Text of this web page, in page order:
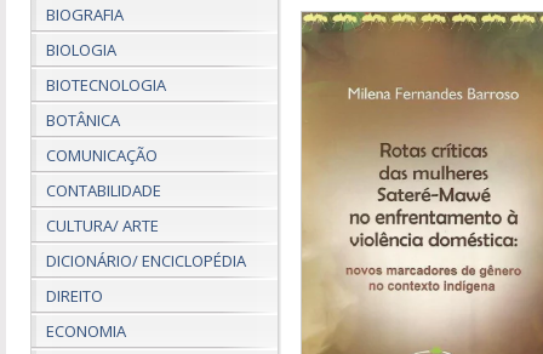
BIOGRAFIA
BIOLOGIA
BIOTECNOLOGIA
BOTÂNICA
COMUNICAÇÃO
CONTABILIDADE
CULTURA/ ARTE
DICIONÁRIO/ ENCICLOPÉDIA
DIREITO
ECONOMIA